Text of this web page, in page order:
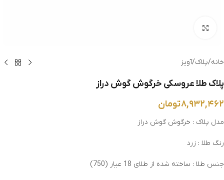
خانه/پلاک/آویز
پلاک طلا عروسکی خرگوش گوش دراز
۸,۹۳۲,۴۶۲تومان
مدل پلاک : خرگوش گوش دراز
رنگ طلا : زرد
جنس طلا : ساخته شده از طلای 18 عیار (750)